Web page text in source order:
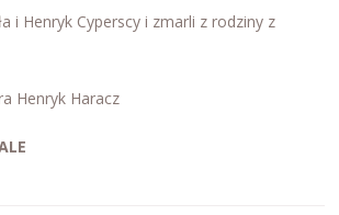
i Henryk Cyperscy i zmarli z rodziny z
Henryk Haracz